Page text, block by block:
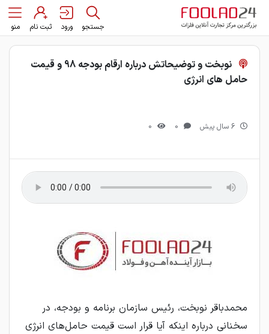
جستجو ورود ثبت نام منو
نوبخت و توضیحاتش درباره ارقام بودجه 98 و قیمت
حامل های انرژی
محمدباقر نوبخت، رئیس سازمان برنامه و بودجه، در
سخنانی درباره اینکه آیا قرار است قیمت حامل‌های انرژی